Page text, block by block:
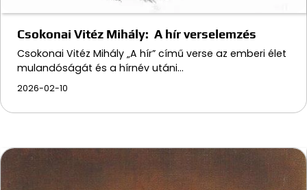
Csokonai Vitéz Mihály: A hír verselemzés
Csokonai Vitéz Mihály „A hír” című verse az emberi élet
mulandóságát és a hírnév utáni…
2026-02-10